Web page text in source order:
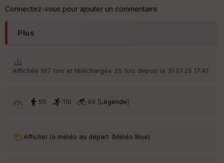
Connectez-vous pour ajouter un commentaire
Plus
Affichée 167 fois et téléchargée 25 fois depuis le 31.07.25 17:41
55 110 69 [ Légende]
Afficher la météo au départ (Météo Blue)